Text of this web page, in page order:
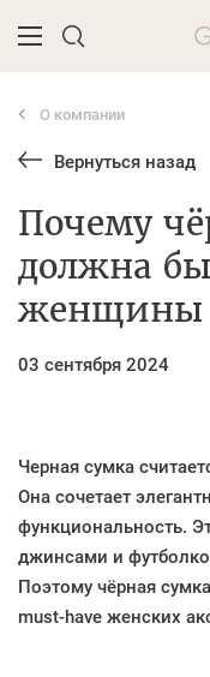
Введите
О компании
Вернуться назад
Почему
должна
женщины
03 сентября 2024
Черная сумка
Она сочетает
функциональность.
джинсами и
Поэтому чёрная
must-have женских